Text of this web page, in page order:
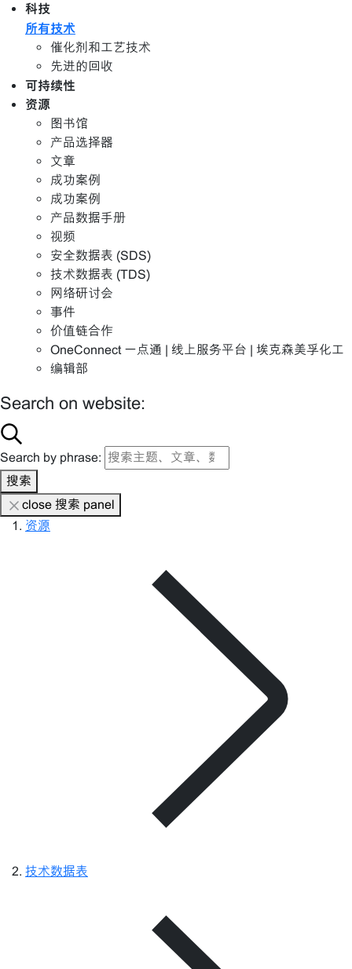
科技
所有技术
催化剂和工艺技术
先进的回收
可持续性
资源
图书馆
产品选择器
文章
成功案例
成功案例
产品数据手册
视频
安全数据表 (SDS)
技术数据表 (TDS)
网络研讨会
事件
价值链合作
OneConnect 一点通 | 线上服务平台 | 埃克森美孚化工
编辑部
Search on website:
Search by phrase:
搜索
close 搜索 panel
资源
技术数据表